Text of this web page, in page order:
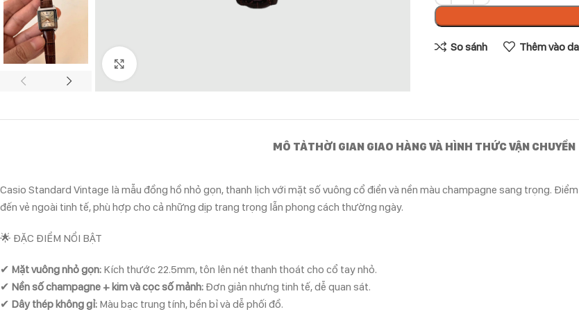
So sánh Thêm vào
MÔ TẢTHỜI GIAN GIAO HÀNG VÀ HÌNH THỨC VẬN CHUYỂN
Casio Standard Vintage là mẫu đồng hồ nhỏ gọn, thanh lịch với mặt số vuông cổ điển và nền màu champagne sang trọng.
đến vẻ ngoài tinh tế, phù hợp cho cả những dịp trang trọng lẫn phong cách thường ngày.
🌟 ĐẶC ĐIỂM NỔI BẬT
✔ Mặt vuông nhỏ gọn: Kích thước 22.5mm, tôn lên nét thanh thoát cho cổ tay nhỏ.
✔ Nền số champagne + kim và cọc số mảnh: Đơn giản nhưng tinh tế, dễ quan sát.
✔ Dây thép không gỉ: Màu bạc trung tính, bền bỉ và dễ phối đồ.